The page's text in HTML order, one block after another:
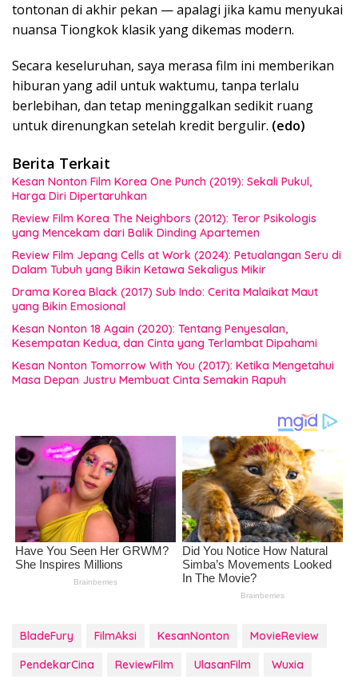
tontonan di akhir pekan — apalagi jika kamu menyukai
nuansa Tiongkok klasik yang dikemas modern.
Secara keseluruhan, saya merasa film ini memberikan
hiburan yang adil untuk waktumu, tanpa terlalu
berlebihan, dan tetap meninggalkan sedikit ruang
untuk direnungkan setelah kredit bergulir. (edo)
Berita Terkait
Kesan Nonton Film Korea One Punch (2019): Sekali Pukul,
Harga Diri Dipertaruhkan
Review Film Korea The Neighbors (2012): Teror Psikologis
yang Mencekam dari Balik Dinding Apartemen
Review Film Jepang Cells at Work (2024): Petualangan Seru di
Dalam Tubuh yang Bikin Ketawa Sekaligus Mikir
Drama Korea Black (2017) Sub Indo: Cerita Malaikat Maut
yang Bikin Emosional
Kesan Nonton 18 Again (2020): Tentang Penyesalan,
Kesempatan Kedua, dan Cinta yang Terlambat Dipahami
Kesan Nonton Tomorrow With You (2017): Ketika Mengetahui
Masa Depan Justru Membuat Cinta Semakin Rapuh
BladeFury FilmAksi KesanNonton
MovieReview
PendekarCina
ReviewFilm UlasanFilm Wuxia